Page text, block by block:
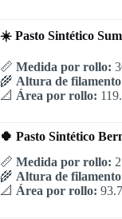
☀️ Pasto Sintético
📏 Medida por rollo:
🌾 Altura de
📐 Área por rollo:
🍀 Pasto Sintético
📏 Medida por rollo:
🌾 Altura de
📐 Área por rollo: